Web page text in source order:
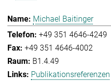
Michael Baitinger
+49 351 4646-4249
+49 351 4646-4002
B1.4.49
Publikationsreferenzen